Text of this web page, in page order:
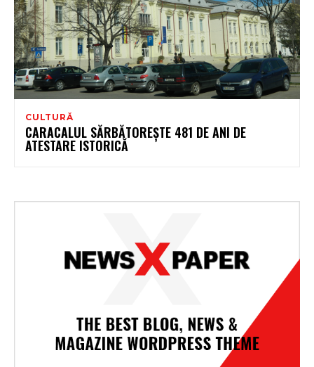
CULTURĂ
CARACALUL SĂRBĂTOREŞTE 481 DE ANI DE
ATESTARE ISTORICĂ